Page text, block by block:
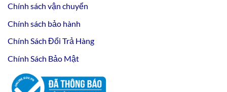
Chính sách vận chuyển
Chính sách bảo hành
Chính Sách Đổi Trả Hàng
Chính Sách Bảo Mật